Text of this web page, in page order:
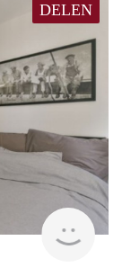
DELEN